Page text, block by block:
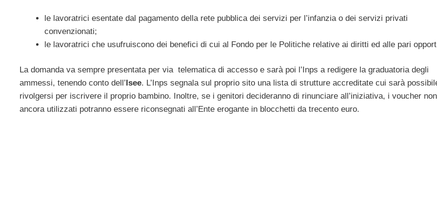
le lavoratrici esentate dal pagamento della rete pubblica dei servizi per l’infanzia o dei servizi privati
convenzionati;
le lavoratrici che usufruiscono dei benefici di cui al Fondo per le Politiche relative ai diritti ed alle pari
La domanda va sempre presentata per via telematica di accesso e sarà poi l’Inps a redigere la graduatoria degli
ammessi, tenendo conto dell’ Isee. L’Inps segnala sul proprio sito una lista di strutture accreditate cui sarà
rivolgersi per iscrivere il proprio bambino. Inoltre, se i genitori decideranno di rinunciare all’iniziativa, i voucher non
ancora utilizzati potranno essere riconsegnati all’Ente erogante in blocchetti da trecento euro.